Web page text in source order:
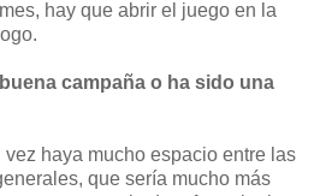
hay que abrir el juego en la
campaña o ha sido una
vez haya mucho espacio entre las
que sería mucho más